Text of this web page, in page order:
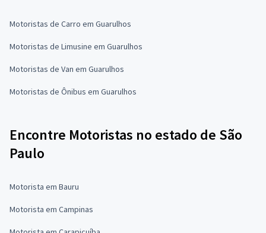
Motoristas de Carro em Guarulhos
Motoristas de Limusine em Guarulhos
Motoristas de Van em Guarulhos
Motoristas de Ônibus em Guarulhos
Encontre Motoristas no estado de São
Paulo
Motorista em Bauru
Motorista em Campinas